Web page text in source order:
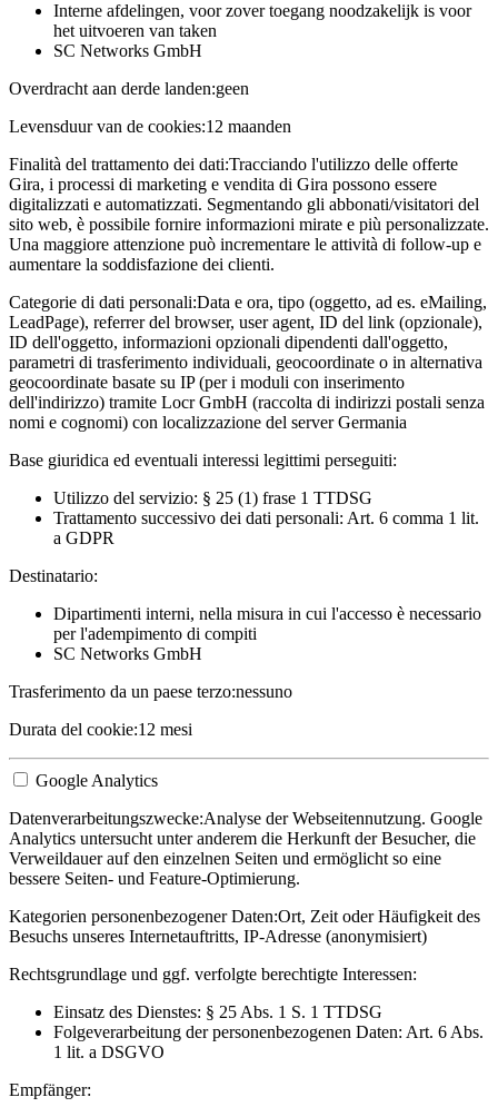
Interne afdelingen, voor zover toegang noodzakelijk is voor
het uitvoeren van taken
SC Networks GmbH
Overdracht aan derde landen:geen
Levensduur van de cookies:12 maanden
Finalità del trattamento dei dati:Tracciando l'utilizzo delle offerte
Gira, i processi di marketing e vendita di Gira possono essere
digitalizzati e automatizzati. Segmentando gli abbonati/visitatori del
sito web, è possibile fornire informazioni mirate e più personalizzate.
Una maggiore attenzione può incrementare le attività di follow-up e
aumentare la soddisfazione dei clienti.
Categorie di dati personali:Data e ora, tipo (oggetto, ad es. eMailing,
LeadPage), referrer del browser, user agent, ID del link (opzionale),
ID dell'oggetto, informazioni opzionali dipendenti dall'oggetto,
parametri di trasferimento individuali, geocoordinate o in alternativa
geocoordinate basate su IP (per i moduli con inserimento
dell'indirizzo) tramite Locr GmbH (raccolta di indirizzi postali senza
nomi e cognomi) con localizzazione del server Germania
Base giuridica ed eventuali interessi legittimi perseguiti:
Utilizzo del servizio: § 25 (1) frase 1 TTDSG
Trattamento successivo dei dati personali: Art. 6 comma 1 lit.
a GDPR
Destinatario:
Dipartimenti interni, nella misura in cui l'accesso è necessario
per l'adempimento di compiti
SC Networks GmbH
Trasferimento da un paese terzo:nessuno
Durata del cookie:12 mesi
Google Analytics
Datenverarbeitungszwecke:Analyse der Webseitennutzung. Google
Analytics untersucht unter anderem die Herkunft der Besucher, die
Verweildauer auf den einzelnen Seiten und ermöglicht so eine
bessere Seiten- und Feature-Optimierung.
Kategorien personenbezogener Daten:Ort, Zeit oder Häufigkeit des
Besuchs unseres Internetauftritts, IP-Adresse (anonymisiert)
Rechtsgrundlage und ggf. verfolgte berechtigte Interessen:
Einsatz des Dienstes: § 25 Abs. 1 S. 1 TTDSG
Folgeverarbeitung der personenbezogenen Daten: Art. 6 Abs.
1 lit. a DSGVO
Empfänger: